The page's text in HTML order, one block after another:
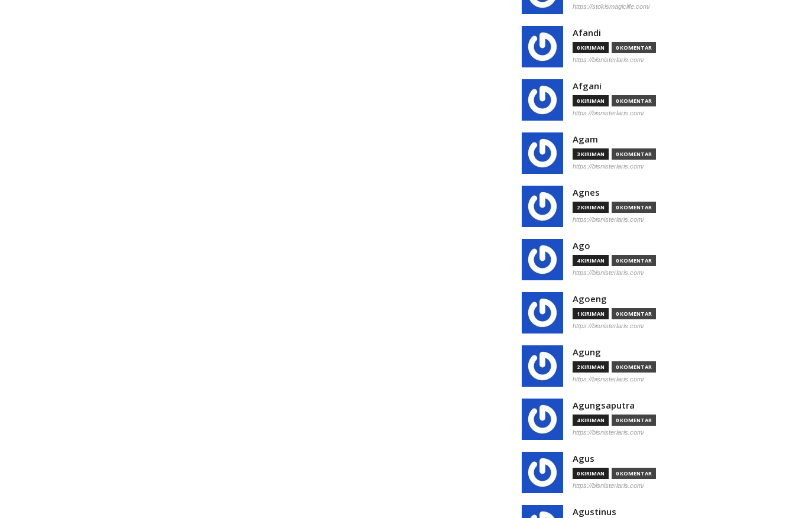
https://stokismagiclife.com/
Afandi
0 KIRIMAN 0 KOMENTAR
https://bisnisterlaris.com/
Afgani
0 KIRIMAN 0 KOMENTAR
https://bisnisterlaris.com/
Agam
3 KIRIMAN 0 KOMENTAR
https://bisnisterlaris.com/
Agnes
2 KIRIMAN 0 KOMENTAR
https://bisnisterlaris.com/
Ago
4 KIRIMAN 0 KOMENTAR
https://bisnisterlaris.com/
Agoeng
1 KIRIMAN 0 KOMENTAR
https://bisnisterlaris.com/
Agung
2 KIRIMAN 0 KOMENTAR
https://bisnisterlaris.com/
Agungsaputra
4 KIRIMAN 0 KOMENTAR
https://bisnisterlaris.com/
Agus
0 KIRIMAN 0 KOMENTAR
https://bisnisterlaris.com/
Agustinus